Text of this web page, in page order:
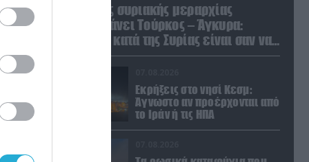
Διοικητής συριακής μεραρχίας
αναλαμβάνει Τούρκος – Άγκυρα:
«Απειλές κατά της Συρίας είναι σαν να
απειλούν εμάς»
Εκρήξεις στο νησί Κεσμ:
Άγνωστο αν προέρχονται από
το Ιράν ή τις ΗΠΑ